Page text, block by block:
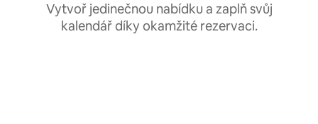
Vytvoř jedinečnou nabídku a zaplň svůj
kalendář díky okamžité rezervaci.